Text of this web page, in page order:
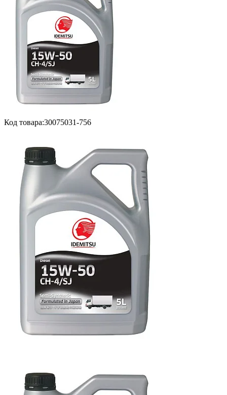
Код товара:30075031-756